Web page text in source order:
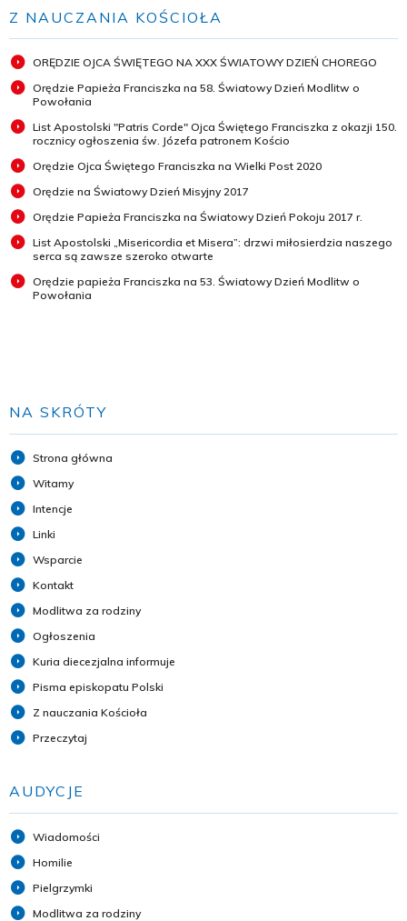
Z NAUCZANIA KOŚCIOŁA
ORĘDZIE OJCA ŚWIĘTEGO NA XXX ŚWIATOWY DZIEŃ CHOREGO
Orędzie Papieża Franciszka na 58. Światowy Dzień Modlitw o
Powołania
List Apostolski "Patris Corde" Ojca Świętego Franciszka z okazji 150.
rocznicy ogłoszenia św. Józefa patronem Kościo
Orędzie Ojca Świętego Franciszka na Wielki Post 2020
Orędzie na Światowy Dzień Misyjny 2017
Orędzie Papieża Franciszka na Światowy Dzień Pokoju 2017 r.
List Apostolski „Misericordia et Misera”: drzwi miłosierdzia naszego
serca są zawsze szeroko otwarte
Orędzie papieża Franciszka na 53. Światowy Dzień Modlitw o
Powołania
NA SKRÓTY
Strona główna
Witamy
Intencje
Linki
Wsparcie
Kontakt
Modlitwa za rodziny
Ogłoszenia
Kuria diecezjalna informuje
Pisma episkopatu Polski
Z nauczania Kościoła
Przeczytaj
AUDYCJE
Wiadomości
Homilie
Pielgrzymki
Modlitwa za rodziny